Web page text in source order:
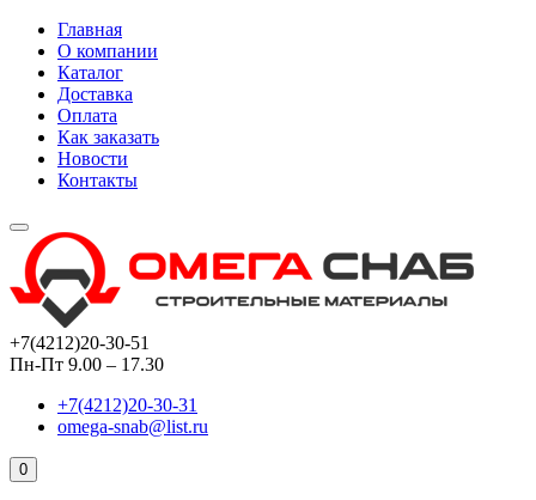
Главная
О компании
Каталог
Доставка
Оплата
Как заказать
Новости
Контакты
+7(4212)20-30-51
Пн-Пт 9.00 – 17.30
+7(4212)20-30-31
omega-snab@list.ru
0